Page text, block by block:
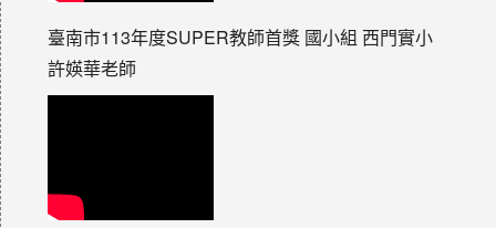
臺南市113年度SUPER教師首獎 國小組 西門實小
許媖華老師